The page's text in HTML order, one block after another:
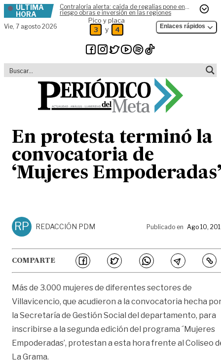
Skip to content
ÚLTIMA
HORA
Contraloría alerta: caída de regalías pone en
riesgo obras e inversión en las regiones
Vie, 7 agosto 2026
Pico y placa
3 y 4 Enlaces rápidos
En protesta terminó la
convocatoria de
‘Mujeres
RP REDACCIÓN PDM Publicado en Ago 10,
COMPARTE
Más de 3.000 mujeres de diferentes sectores de
Villavicencio, que acudieron a la convocatoria hecha
la Secretaría de Gestión Social del departamento, para
inscribirse a la segunda edición del programa ´Mujeres
Empoderadas’, protestan a esta hora frente al Coliseo
La Grama.